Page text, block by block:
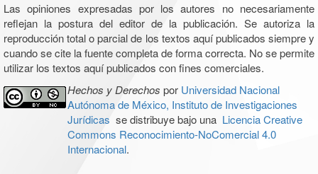
Las opiniones expresadas por los autores no necesariamente
reflejan la postura del editor de la publicación. Se autoriza la
reproducción total o parcial de los textos aquí publicados siempre y
cuando se cite la fuente completa de forma correcta. No se permite
utilizar los textos aquí publicados con fines comerciales.
Hechos y Derechos por Universidad Nacional
Autónoma de México, Instituto de Investigaciones
Jurídicas se distribuye bajo una Licencia Creative
Commons Reconocimiento-NoComercial 4.0
Internacional.